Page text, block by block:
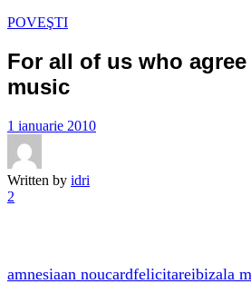
POVEŞTI
For all of us who
music
1 ianuarie 2010
Written by idri
2
amnesiaan noucardfelicitareibizala